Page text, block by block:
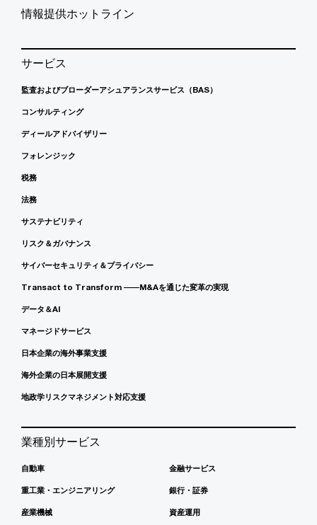
情報提供ホットライン
サービス
監査およびブローダーアシュアランスサービス（BAS）
コンサルティング
ディールアドバイザリー
フォレンジック
税務
法務
サステナビリティ
リスク＆ガバナンス
サイバーセキュリティ＆プライバシー
Transact to Transform ――M&Aを通じた変革の実現
データ＆AI
マネージドサービス
日本企業の海外事業支援
海外企業の日本展開支援
地政学リスクマネジメント対応支援
業種別サービス
自動車
重工業・エンジニアリング
産業機械
金融サービス
銀行・証券
資産運用